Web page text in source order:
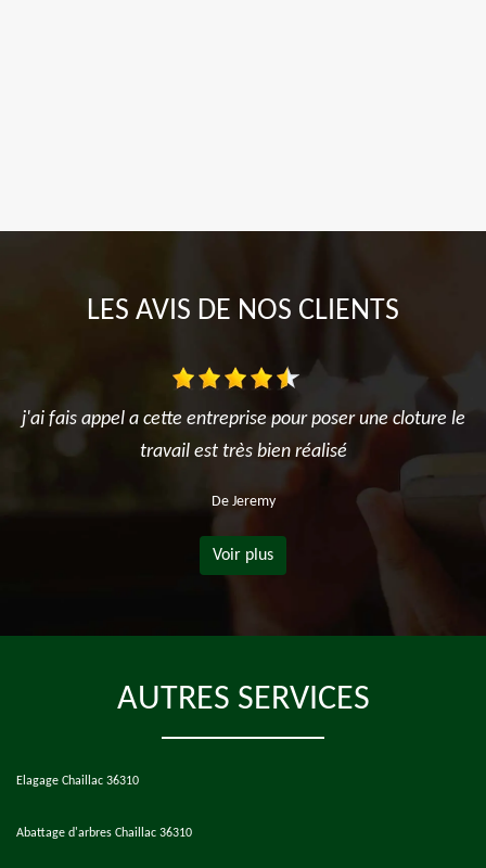
LES AVIS DE NOS CLIENTS
j'ai fais appel a cette entreprise pour poser une cloture le
travail est très bien réalisé
De Jeremy
Voir plus
AUTRES SERVICES
Elagage Chaillac 36310
Abattage d'arbres Chaillac 36310